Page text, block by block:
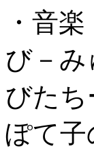
・音楽
び－み
びたち
ぽて子